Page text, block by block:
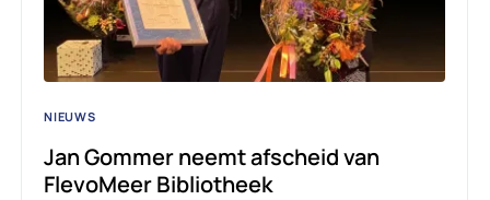
NIEUWS
Jan Gommer neemt afscheid van
FlevoMeer Bibliotheek